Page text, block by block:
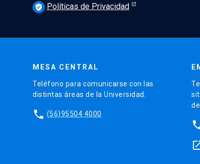
verified_user Políticas de Privacidad
MESA CENTRAL
Teléfono para comunicarse con las
distintas áreas de la Universidad.
phone (56)95504 4000